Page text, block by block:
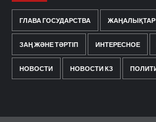
ГЛАВА ГОСУДАРСТВА ЖАҢАЛЫҚТАР
ЗАҢ ЖӘНЕ ТӘРТІП ИНТЕРЕСНОЕ
НОВОСТИ НОВОСТИ КЗ